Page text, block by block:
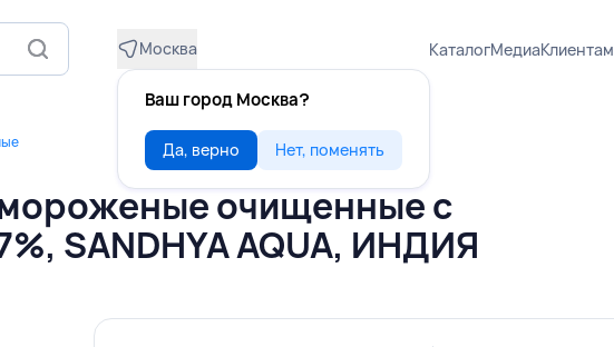
Москва
Ваш город Москва?
Да, верно Нет, поменять
КаталогМедиаКлиентам
очищенные с
SANDHYA AQUA, ИНДИЯ